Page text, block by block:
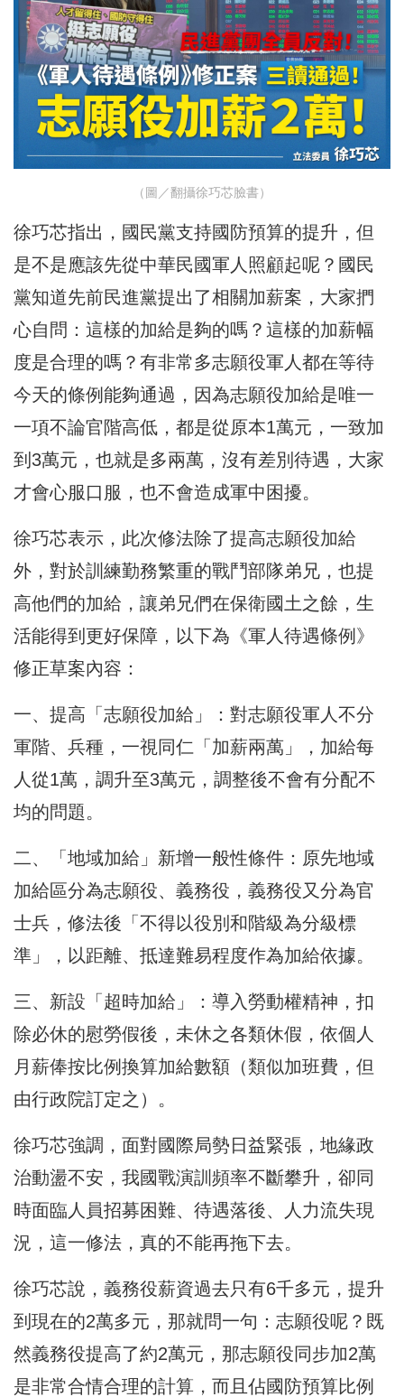
（圖／翻攝徐巧芯臉書）
徐巧芯指出，國民黨支持國防預算的提升，但
是不是應該先從中華民國軍人照顧起呢？國民
黨知道先前民進黨提出了相關加薪案，大家捫
心自問：這樣的加給是夠的嗎？這樣的加薪幅
度是合理的嗎？有非常多志願役軍人都在等待
今天的條例能夠通過，因為志願役加給是唯一
一項不論官階高低，都是從原本1萬元，一致加
到3萬元，也就是多兩萬，沒有差別待遇，大家
才會心服口服，也不會造成軍中困擾。
徐巧芯表示，此次修法除了提高志願役加給
外，對於訓練勤務繁重的戰鬥部隊弟兄，也提
高他們的加給，讓弟兄們在保衛國土之餘，生
活能得到更好保障，以下為《軍人待遇條例》
修正草案內容：
一、提高「志願役加給」：對志願役軍人不分
軍階、兵種，一視同仁「加薪兩萬」，加給每
人從1萬，調升至3萬元，調整後不會有分配不
均的問題。
二、「地域加給」新增一般性條件：原先地域
加給區分為志願役、義務役，義務役又分為官
士兵，修法後「不得以役別和階級為分級標
準」，以距離、抵達難易程度作為加給依據。
三、新設「超時加給」：導入勞動權精神，扣
除必休的慰勞假後，未休之各類休假，依個人
月薪俸按比例換算加給數額（類似加班費，但
由行政院訂定之）。
徐巧芯強調，面對國際局勢日益緊張，地緣政
治動盪不安，我國戰演訓頻率不斷攀升，卻同
時面臨人員招募困難、待遇落後、人力流失現
況，這一修法，真的不能再拖下去。
徐巧芯說，義務役薪資過去只有6千多元，提升
到現在的2萬多元，那就問一句：志願役呢？既
然義務役提高了約2萬元，那志願役同步加2萬
是非常合情合理的計算，而且佔國防預算比例